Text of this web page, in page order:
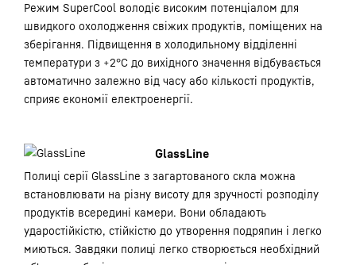
Режим SuperCool володіє високим потенціалом для
швидкого охолодження свіжих продуктів, поміщених на
зберігання. Підвищення в холодильному відділенні
температури з +2°С до вихідного значення відбувається
автоматично залежно від часу або кількості продуктів,
сприяє економії електроенергії.
GlassLine
Полиці серії GlassLine з загартованого скла можна
встановлювати на різну висоту для зручності розподілу
продуктів всередині камери. Вони обладають
ударостійкістю, стійкістю до утворення подряпин і легко
миються. Завдяки полиці легко створюється необхідний